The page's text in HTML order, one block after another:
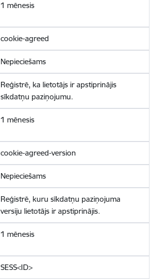
1 mēnesis
cookie-agreed
Nepieciešams
Reģistrē, ka lietotājs ir apstiprinājis
sīkdatņu paziņojumu.
1 mēnesis
cookie-agreed-version
Nepieciešams
Reģistrē, kuru sīkdatņu paziņojuma
versiju lietotājs ir apstiprinājis.
1 mēnesis
SESS<ID>